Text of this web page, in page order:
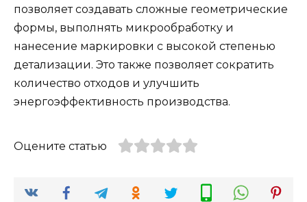
позволяет создавать сложные геометрические
формы, выполнять микрообработку и
нанесение маркировки с высокой степенью
детализации. Это также позволяет сократить
количество отходов и улучшить
энергоэффективность производства.
Оцените статью